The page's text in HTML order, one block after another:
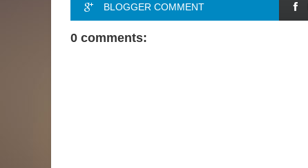
BLOGGER COMMENT
0 comments: